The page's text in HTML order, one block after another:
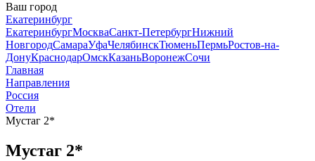
Ваш город
Екатеринбург
ЕкатеринбургМоскваСанкт-ПетербургНижний
НовгородСамараУфаЧелябинскТюменьПермьРостов-на-
ДонуКраснодарОмскКазаньВоронежСочи
Главная
Направления
Россия
Отели
Мустаг 2*
Мустаг 2*